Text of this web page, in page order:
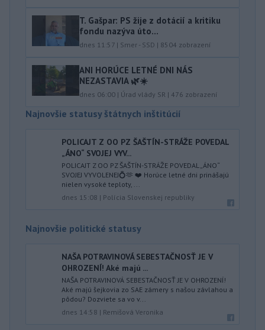
T. Gašpar: PS žije z dotácií a kritiku
fondu nazýva úto...
dnes 11:57 | Smer - SSD | 8504 zobrazení
ANI HORÚCE LETNÉ DNI NÁS
NEZASTAVIA 🌿☀️
dnes 06:00 | Úrad vlády SR | 476 zobrazení
Najnovšie statusy štátnych inštitúcií
POLICAJT Z OO PZ ŠAŠTÍN-STRÁŽE POVEDAL
„ÁNO“ SVOJEJ VYV...
POLICAJT Z OO PZ ŠAŠTÍN-STRÁŽE POVEDAL „ÁNO“
SVOJEJ VYVOLENEJ💍🫶 ❤️ Horúce letné dni prinášajú
nielen vysoké teploty, ...
dnes 15:08 | Polícia Slovenskej republiky
Najnovšie politické statusy
NAŠA POTRAVINOVÁ SEBESTAČNOSŤ JE V
OHROZENÍ! Aké majú ...
NAŠA POTRAVINOVÁ SEBESTAČNOSŤ JE V OHROZENÍ!
Aké majú šejkovia zo SAE zámery s našou závlahou a
pôdou? Dozviete sa vo v...
dnes 14:58 | Remišová Veronika